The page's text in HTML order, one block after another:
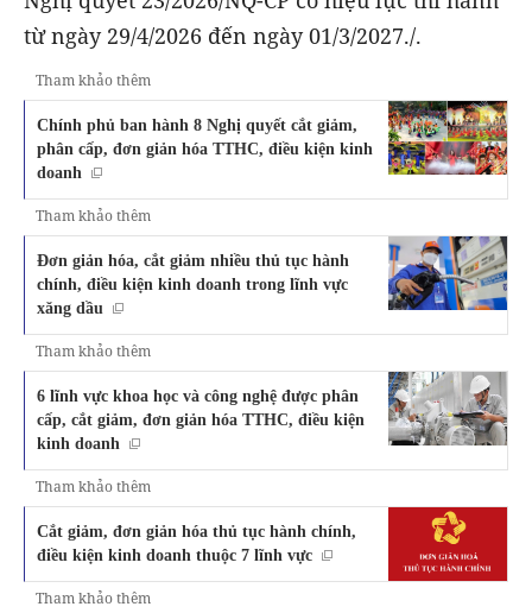
từ ngày 29/4/2026 đến ngày 01/3/2027./.
Tham khảo thêm
Chính phủ ban hành 8 Nghị quyết cắt giảm,
phân cấp, đơn giản hóa TTHC, điều kiện kinh
doanh
Tham khảo thêm
Đơn giản hóa, cắt giảm nhiều thủ tục hành
chính, điều kiện kinh doanh trong lĩnh vực
xăng dầu
Tham khảo thêm
6 lĩnh vực khoa học và công nghệ được phân
cấp, cắt giảm, đơn giản hóa TTHC, điều kiện
kinh doanh
Tham khảo thêm
Cắt giảm, đơn giản hóa thủ tục hành chính,
điều kiện kinh doanh thuộc 7 lĩnh vực
Tham khảo thêm